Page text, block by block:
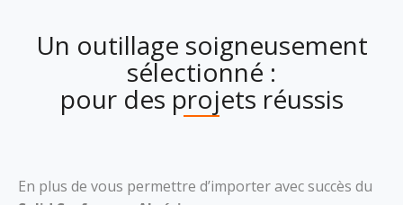
Un outillage soigneusement
sélectionné :
pour des projets réussis
En plus de vous permettre d’importer avec succès du